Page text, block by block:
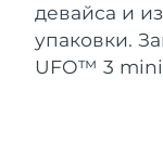
девайса и
упаковки.
UFO™ 3